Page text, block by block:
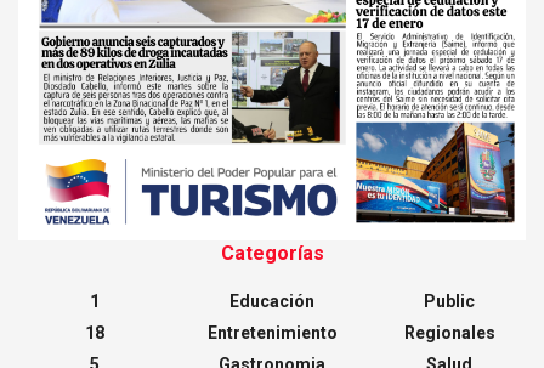
Categorías
1
18
5
Educación
Entretenimiento
Gastronomia
Public
Regionales
Salud